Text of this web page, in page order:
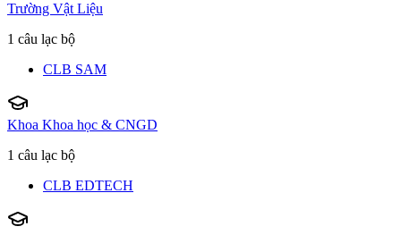
Trường Vật Liệu
1 câu lạc bộ
CLB SAM
Khoa Khoa học & CNGD
1 câu lạc bộ
CLB EDTECH